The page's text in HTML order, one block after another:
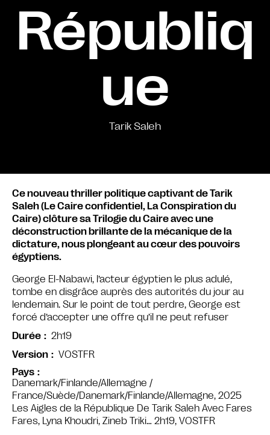
Républiq
ue
Tarik Saleh
Ce nouveau thriller politique captivant de Tarik
Saleh (Le Caire confidentiel, La Conspiration du
Caire) clôture sa Trilogie du Caire avec une
déconstruction brillante de la mécanique de la
dictature, nous plongeant au cœur des pouvoirs
égyptiens.
George El-Nabawi, l’acteur égyptien le plus adulé,
tombe en disgrâce auprès des autorités du jour au
lendemain. Sur le point de tout perdre, George est
forcé d’accepter une offre qu’il ne peut refuser
Durée
2h19
Version
VOSTFR
Pays
Danemark/Finlande/Allemagne /
France/Suède/Danemark/Finlande/Allemagne, 2025
Les Aigles de la République De Tarik Saleh Avec Fares
Fares, Lyna Khoudri, Zineb Triki… 2h19, VOSTFR